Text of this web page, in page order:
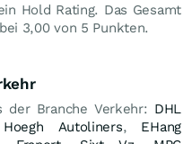
Hold Rating. Das Gesamt
3,00 von 5 Punkten.
der Branche Verkehr: DHL
Hoegh Autoliners, EHang